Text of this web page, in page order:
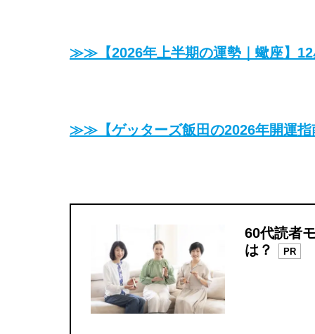
≫≫【2026年上半期の運勢｜蠍座】
≫≫【ゲッターズ飯田の2026年開運指
60代読者
は？
PR